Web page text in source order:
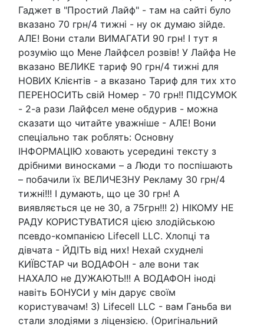
Гаджет в "Простий Лайф" - там на сайті було
вказано 70 грн/4 тижні - ну ок думаю зійде.
АЛЕ! Вони стали ВИМАГАТИ 90 грн! І тут я
розумію що Мене Лайфсел розвів! У Лайфа Не
вказано ВЕЛИКЕ тариф 90 грн/4 тижні для
НОВИХ Клієнтів - а вказано Тариф для тих хто
ПЕРЕНОСИТЬ свій Номер - 70 грн!! ПІДСУМОК
- 2-а рази Лайфсел мене обдурив - можна
сказати що читайте уважніше - АЛЕ! Вони
спеціально так роблять: Основну
ІНФОРМАЦІЮ ховають усередині тексту з
дрібними виносками – а Люди то поспішають
– побачили їх ВЕЛИЧЕЗНУ Рекламу 30 грн/4
тижні!!! І думають, що це 30 грн! А
виявляється це не 30, а 75грн!!! 2) НІКОМУ НЕ
РАДУ КОРИСТУВАТИСЯ цією злодійською
псевдо-компанією Lifecell LLC. Хлопці та
дівчата - ЙДІТЬ від них! Нехай схуднелі
КИЇВСТАР чи ВОДАФОН - але вони так
НАХАЛО не ДУЖАЮТЬ!!! А ВОДАФОН іноді
навіть БОНУСИ у мін дарує своїм
користувачам! 3) Lifecell LLC - вам Ганьба ви
стали злодіями з ліцензією. (Оригінальний